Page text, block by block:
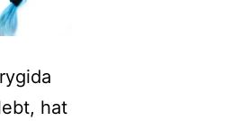
hat